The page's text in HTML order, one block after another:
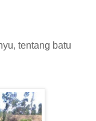
tentang batu